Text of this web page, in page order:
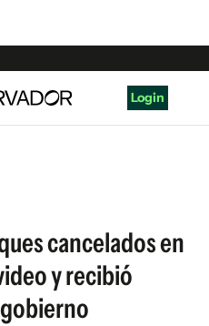
Login
cancelados en
y recibió